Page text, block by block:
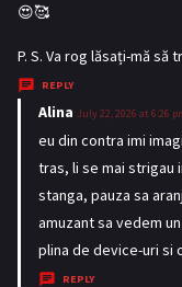
😍🥰
P. S. Va rog lăsați-mă să
REPLY
Alina s
a
y
s
:
July 22, 2026 at 6:26
eu din contra imi
tras, li se mai strigau
stanga, pauza sa
amuzant sa vedem
plina de device-uri si
REPLY